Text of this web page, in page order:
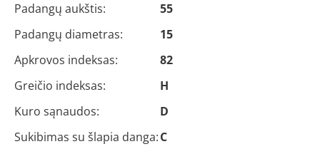
Padangų aukštis:
55
Padangų diametras:
15
Apkrovos indeksas:
82
Greičio indeksas:
H
Kuro sąnaudos:
D
Sukibimas su šlapia danga:C